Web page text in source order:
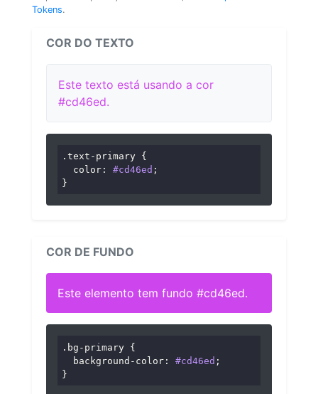
Tokens.
COR DO TEXTO
Este texto está usando a cor
#cd46ed.
.text-primary {
color : #cd46ed ;
}
COR DE FUNDO
Este elemento tem fundo #cd46ed.
.bg-primary {
background-color : #cd46ed ;
}